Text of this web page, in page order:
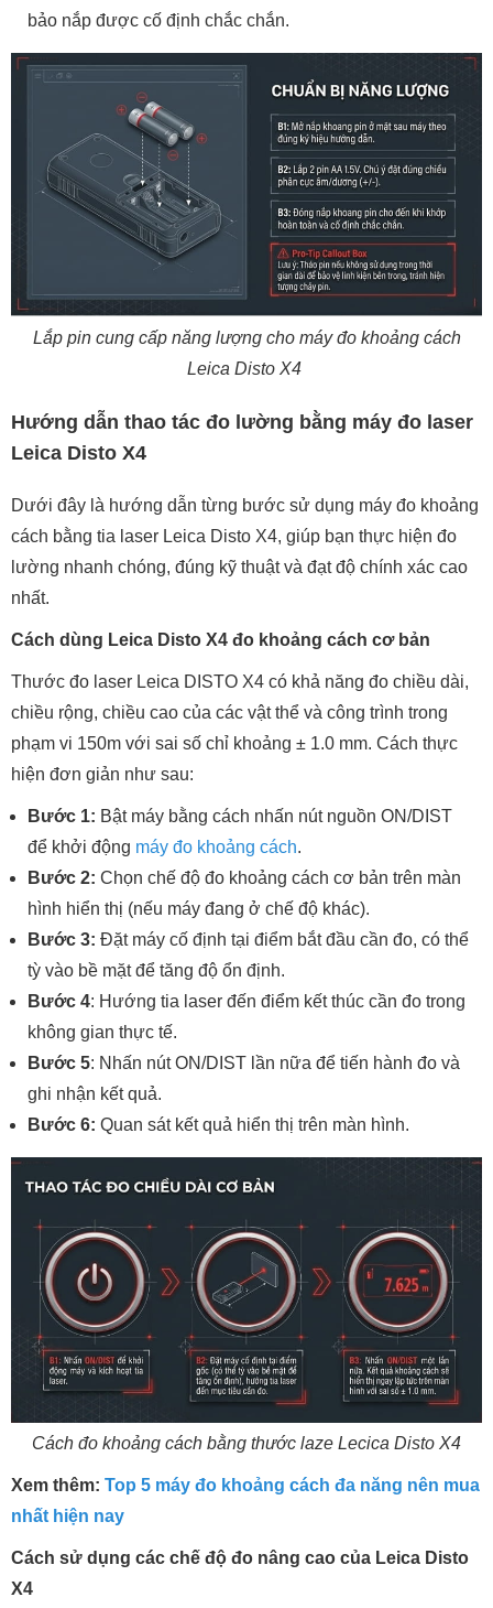
bảo nắp được cố định chắc chắn.
Lắp pin cung cấp năng lượng cho máy đo khoảng cách
Leica Disto X4
Hướng dẫn thao tác đo lường bằng máy đo laser
Leica Disto X4
Dưới đây là hướng dẫn từng bước sử dụng máy đo khoảng
cách bằng tia laser Leica Disto X4, giúp bạn thực hiện đo
lường nhanh chóng, đúng kỹ thuật và đạt độ chính xác cao
nhất.
Cách dùng Leica Disto X4 đo khoảng cách cơ bản
Thước đo laser Leica DISTO X4 có khả năng đo chiều dài,
chiều rộng, chiều cao của các vật thể và công trình trong
phạm vi 150m với sai số chỉ khoảng ± 1.0 mm. Cách thực
hiện đơn giản như sau:
Bước 1: Bật máy bằng cách nhấn nút nguồn ON/DIST
để khởi động máy đo khoảng cách.
Bước 2: Chọn chế độ đo khoảng cách cơ bản trên màn
hình hiển thị (nếu máy đang ở chế độ khác).
Bước 3: Đặt máy cố định tại điểm bắt đầu cần đo, có thể
tỳ vào bề mặt để tăng độ ổn định.
Bước 4: Hướng tia laser đến điểm kết thúc cần đo trong
không gian thực tế.
Bước 5: Nhấn nút ON/DIST lần nữa để tiến hành đo và
ghi nhận kết quả.
Bước 6: Quan sát kết quả hiển thị trên màn hình.
Cách đo khoảng cách bằng thước laze Lecica Disto X4
Xem thêm: Top 5 máy đo khoảng cách đa năng nên mua
nhất hiện nay
Cách sử dụng các chế độ đo nâng cao của Leica Disto
X4